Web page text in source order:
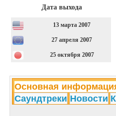
Дата выхода
13 марта 2007
27 апреля 2007
25 октября 2007
Основная
Саундтреки Новости